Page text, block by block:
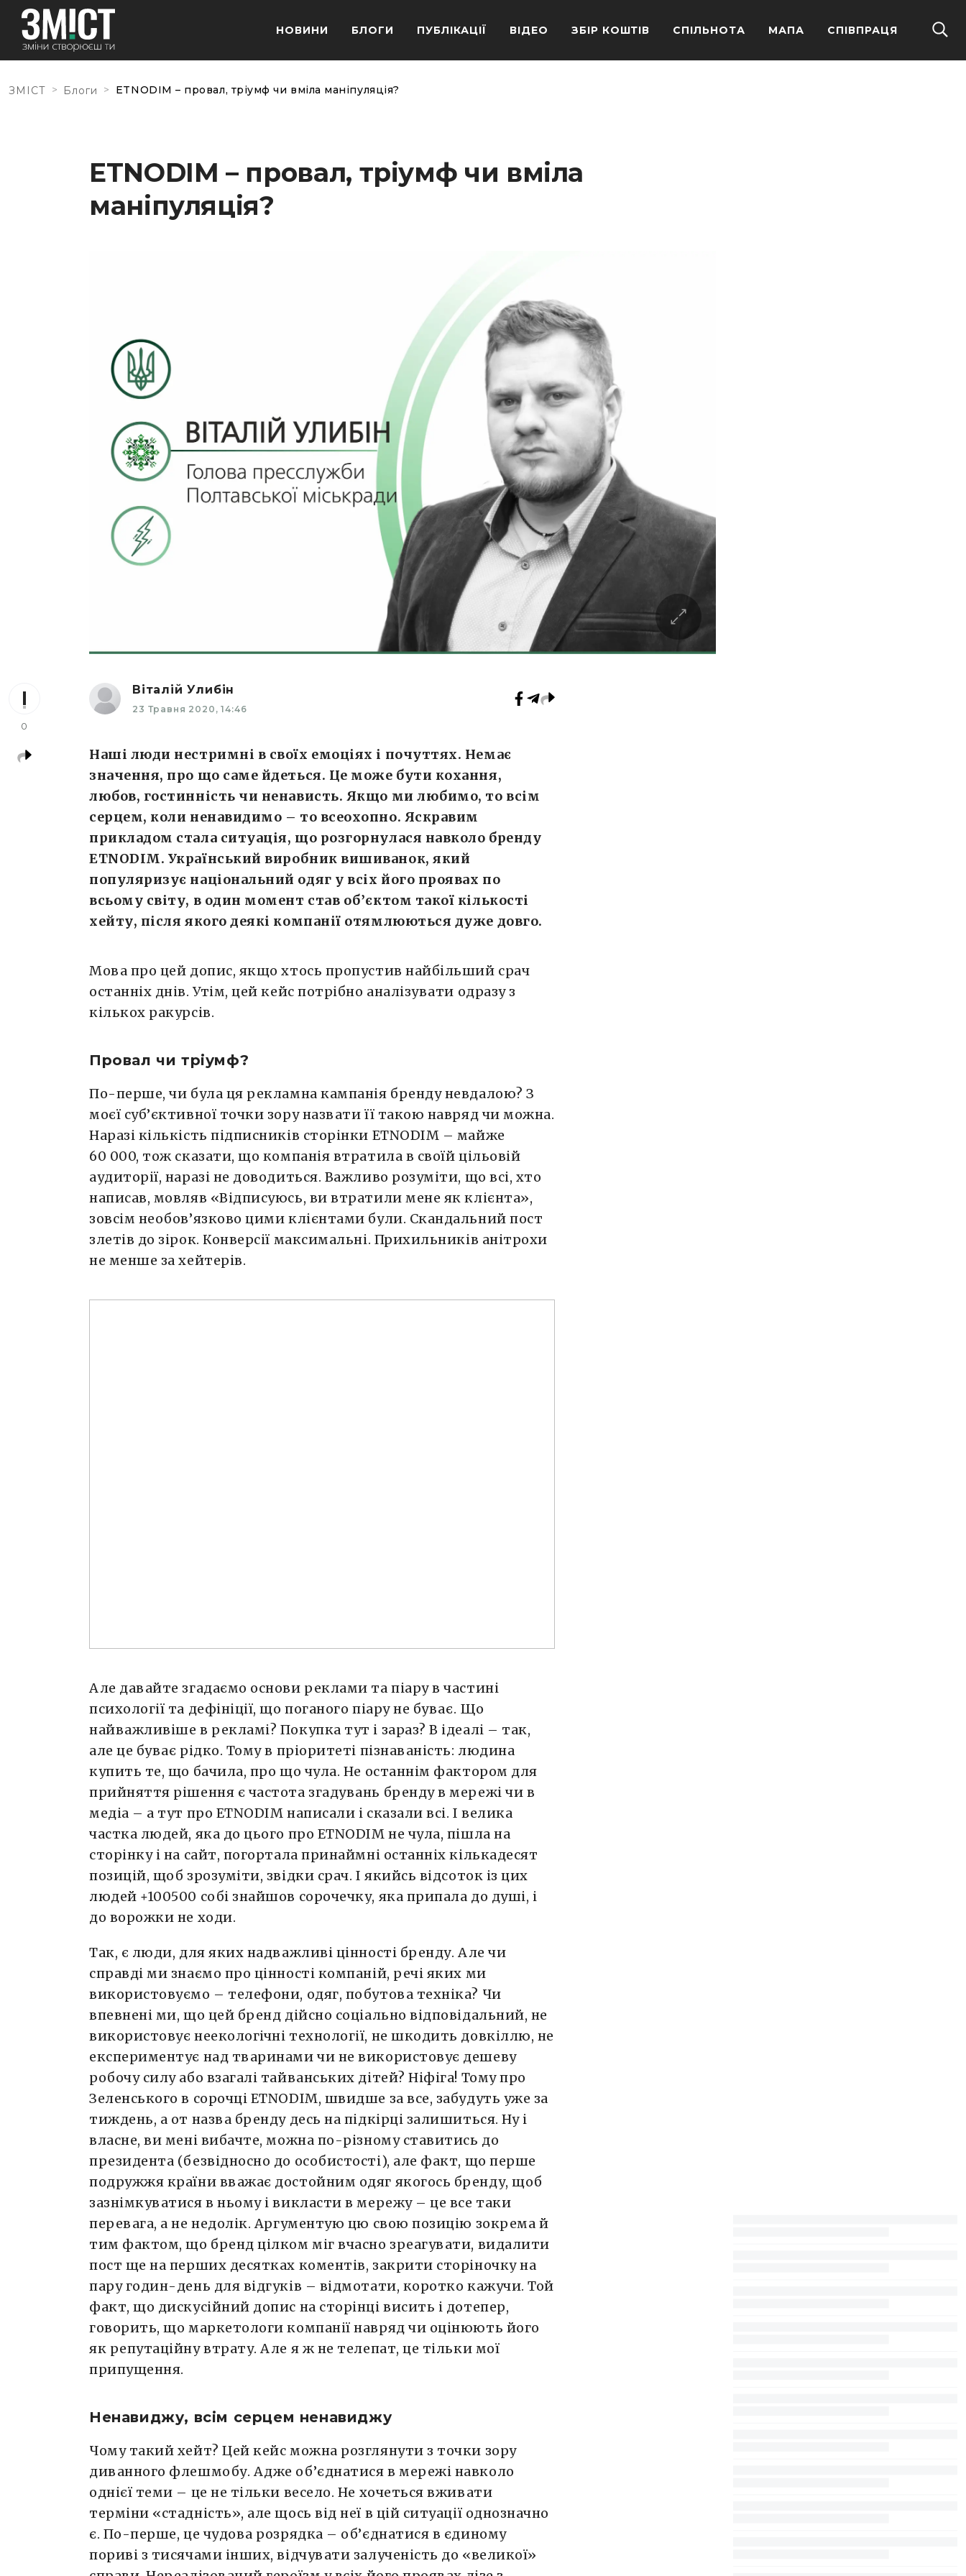
НОВИНИ БЛОГИ ПУБЛІКАЦІЇ ВІДЕО ЗБІР КОШТІВ СПІЛЬНОТА МАПА СПІВПРАЦЯ
ЗМІСТ > Блоги > ETNODIМ – провал, тріумф чи вміла маніпуляція?
ETNODIМ – провал, тріумф чи вміла
маніпуляція?
0
Віталій Улибін
23 Травня 2020, 14:46
Наші люди нестримні в своїх емоціях і почуттях. Немає
значення, про що саме йдеться. Це може бути кохання,
любов, гостинність чи ненависть. Якщо ми любимо, то всім
серцем, коли ненавидимо – то всеохопно. Яскравим
прикладом стала ситуація, що розгорнулася навколо бренду
ETNODIM. Український виробник вишиванок, який
популяризує національний одяг у всіх його проявах по
всьому світу, в один момент став об’єктом такої кількості
хейту, після якого деякі компанії отямлюються дуже довго.
Мова про цей допис, якщо хтось пропустив найбільший срач
останніх днів. Утім, цей кейс потрібно аналізувати одразу з
кількох ракурсів.
Провал чи тріумф?
По-перше, чи була ця рекламна кампанія бренду невдалою? З
моєї суб’єктивної точки зору назвати її такою навряд чи можна.
Наразі кількість підписників сторінки ETNODIM – майже
60 000, тож сказати, що компанія втратила в своїй цільовій
аудиторії, наразі не доводиться. Важливо розуміти, що всі, хто
написав, мовляв «Відписуюсь, ви втратили мене як клієнта»,
зовсім необов’язково цими клієнтами були. Скандальний пост
злетів до зірок. Конверсії максимальні. Прихильників анітрохи
не менше за хейтерів.
Але давайте згадаємо основи реклами та піару в частині
психології та дефініції, що поганого піару не буває. Що
найважливіше в рекламі? Покупка тут і зараз? В ідеалі – так,
але це буває рідко. Тому в пріоритеті пізнаваність: людина
купить те, що бачила, про що чула. Не останнім фактором для
прийняття рішення є частота згадувань бренду в мережі чи в
медіа – а тут про ETNODIM написали і сказали всі. І велика
частка людей, яка до цього про ETNODIM не чула, пішла на
сторінку і на сайт, погортала принаймні останніх кількадесят
позицій, щоб зрозуміти, звідки срач. І якийсь відсоток із цих
людей +100500 собі знайшов сорочечку, яка припала до душі, і
до ворожки не ходи.
Так, є люди, для яких надважливі цінності бренду. Але чи
справді ми знаємо про цінності компаній, речі яких ми
використовуємо – телефони, одяг, побутова техніка? Чи
впевнені ми, що цей бренд дійсно соціально відповідальний, не
використовує неекологічні технології, не шкодить довкіллю, не
експериментує над тваринами чи не використовує дешеву
робочу силу або взагалі тайванських дітей? Ніфіга! Тому про
Зеленського в сорочці ETNODIM, швидше за все, забудуть уже за
тиждень, а от назва бренду десь на підкірці залишиться. Ну і
власне, ви мені вибачте, можна по-різному ставитись до
президента (безвідносно до особистості), але факт, що перше
подружжя країни вважає достойним одяг якогось бренду, щоб
зазнімкуватися в ньому і викласти в мережу – це все таки
перевага, а не недолік. Аргументую цю свою позицію зокрема й
тим фактом, що бренд цілком міг вчасно зреагувати, видалити
пост ще на перших десятках коментів, закрити сторіночку на
пару годин-день для відгуків – відмотати, коротко кажучи. Той
факт, що дискусійний допис на сторінці висить і дотепер,
говорить, що маркетологи компанії навряд чи оцінюють його
як репутаційну втрату. Але я ж не телепат, це тільки мої
припущення.
Ненавиджу, всім серцем ненавиджу
Чому такий хейт? Цей кейс можна розглянути з точки зору
диванного флешмобу. Адже об’єднатися в мережі навколо
однієї теми – це не тільки весело. Не хочеться вживати
терміни «стадність», але щось від неї в цій ситуації однозначно
є. По-перше, це чудова розрядка – об’єднатися в єдиному
пориві з тисячами інших, відчувати залученість до «великої»